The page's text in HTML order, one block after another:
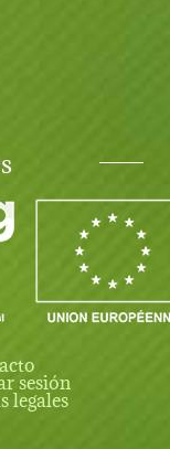
account menu
sesión
legales